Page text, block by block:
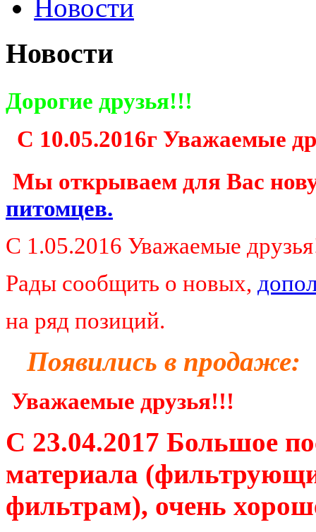
Новости
Новости
Дорогие друзья!!!
С 10.05.2016г Уважаемые
Мы открываем для Вас
питомцев.
С 1.05.2016 Уважаемые
Рады сообщить о новых,
на ряд позиций.
Появились в продаже:
Уважаемые друзья!!!
С 23.04.2017 Большое
материала
фильтрам), очень